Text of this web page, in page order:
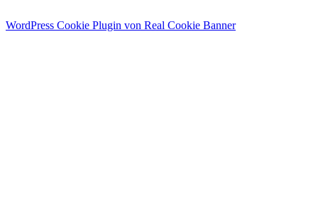
WordPress Cookie Plugin von Real Cookie Banner